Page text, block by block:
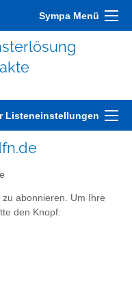
Sympa Menü
Listeneinstellungen
abonnieren. Um Ihre
den Knopf: